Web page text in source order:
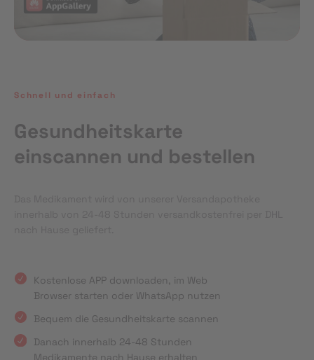
Schnell und einfach
Gesundheitskarte
einscannen und bestellen
Kostenlose APP downloaden, im Web
Browser starten oder WhatsApp nutzen
Bequem die Gesundheitskarte scannen
Danach innerhalb 24-48 Stunden
Medikamente nach Hause erhalten